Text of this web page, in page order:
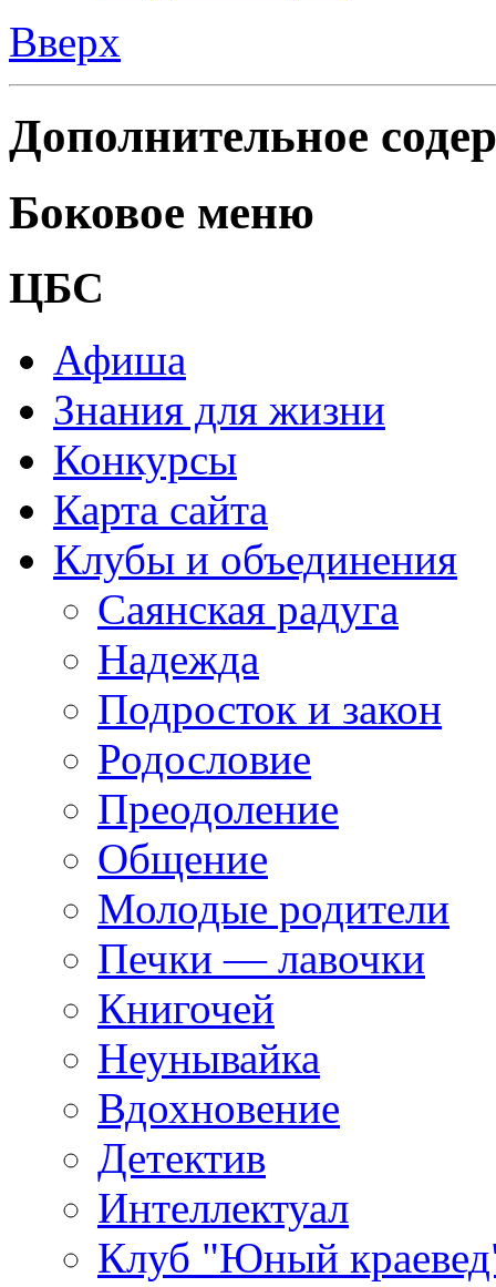
Вверх
Дополнительное
Боковое меню
ЦБС
Афиша
Знания для жизни
Конкурсы
Карта сайта
Клубы и объединения
Саянская радуга
Надежда
Подросток и закон
Родословие
Преодоление
Общение
Молодые родители
Печки — лавочки
Книгочей
Неунывайка
Вдохновение
Детектив
Интеллектуал
Клуб "Юный